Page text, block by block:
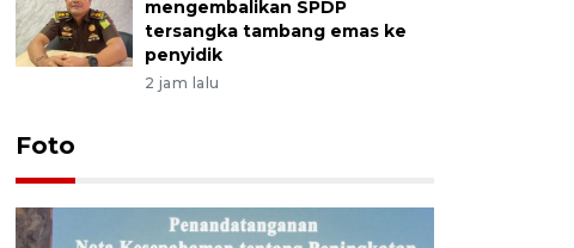
mengembalikan SPDP
tersangka tambang emas ke
penyidik
2 jam lalu
Foto